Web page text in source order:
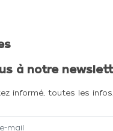
à notre
informé, toutes les